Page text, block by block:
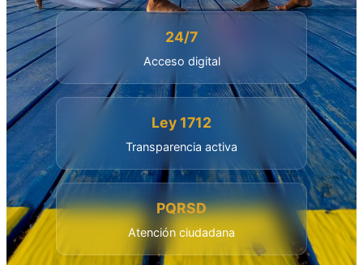
24/7
Acceso digital
Ley 1712
Transparencia activa
PQRSD
Atención ciudadana